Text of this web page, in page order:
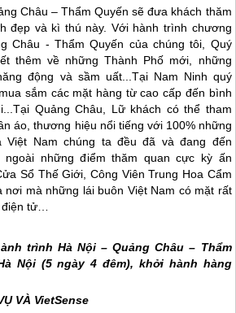
Châu – Thẩm Quyến sẽ đưa khách thăm
đẹp và kì thú này. Với hành trình chương
Châu - Thẩm Quyến của chúng tôi, Quý
thêm về những Thành Phố mới, những
động và sầm uất...Tại Nam Ninh quý
sắm các mặt hàng từ cao cấp đến bình
Quảng Châu, Lữ khách có thể tham
áo, thương hiệu nổi tiếng với 100% những
Việt Nam chúng ta đều đã và đang đến
ngoài những điểm thăm quan cực kỳ ấn
Sổ Thế Giới, Công Viên Trung Hoa Cẩm
nơi mà những lái buôn Việt Nam có mặt rất
điện tử…
trình Hà Nội – Quảng Châu – Thẩm
Nội (5 ngày 4 đêm), khởi hành hàng
VÀ VietSense